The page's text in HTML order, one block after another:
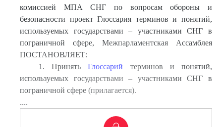
комиссией МПА СНГ по вопросам обороны и
безопасности проект Глоссария терминов и понятий,
используемых государствами – участниками СНГ в
пограничной сфере, Межпарламентская Ассамблея
ПОСТАНОВЛЯЕТ:
1. ПринятьГлоссарий терминов и понятий,
используемых государствами – участниками СНГ в
пограничной сфере (прилагается).
....